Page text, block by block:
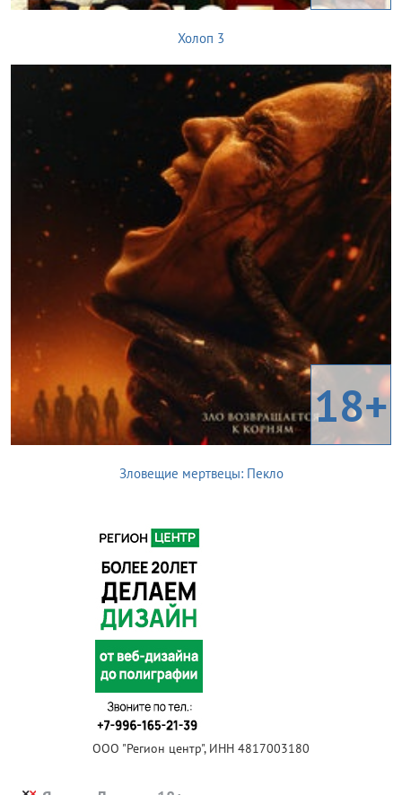
Холоп 3
18+
Зловещие мертвецы: Пекло
ООО "Регион центр", ИНН 4817003180